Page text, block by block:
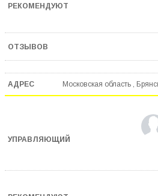
Московская область ,